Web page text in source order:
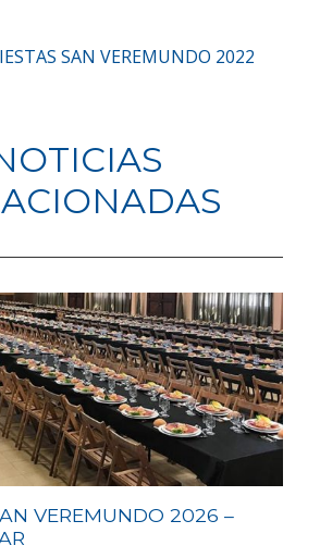
SAN VEREMUNDO 2022
VEREMUNDO 2026 –